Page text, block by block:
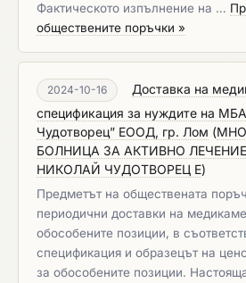
Фактическото изпълнение на …
обществените поръчки »
2024-10-16
Доставка на
спецификация за нуждите на
Чудотворец” ЕООД, гр. Лом (
БОЛНИЦА ЗА АКТИВНО
НИКОЛАЙ ЧУДОТВОРЕЦ Е)
Предметът на обществената
периодични доставки на
обособените позиции, в
спецификация и образецът на
за обособените позиции.